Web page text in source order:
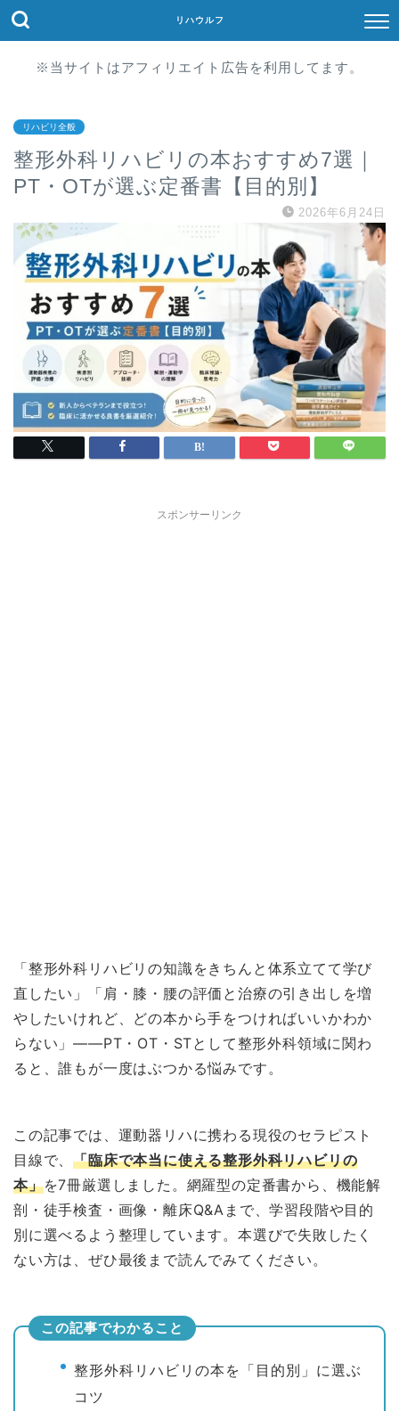
リハウルフ
※当サイトはアフィリエイト広告を利用してます。
リハビリ全般
整形外科リハビリの本おすすめ7選｜
PT・OTが選ぶ定番書【目的別】
2026年6月24日
スポンサーリンク
「整形外科リハビリの知識をきちんと体系立てて学び
直したい」「肩・膝・腰の評価と治療の引き出しを増
やしたいけれど、どの本から手をつければいいかわか
らない」——PT・OT・STとして整形外科領域に関わ
ると、誰もが一度はぶつかる悩みです。
この記事では、運動器リハに携わる現役のセラピスト
目線で、「臨床で本当に使える整形外科リハビリの
本」を7冊厳選しました。網羅型の定番書から、機能解
剖・徒手検査・画像・離床Q&Aまで、学習段階や目的
別に選べるよう整理しています。本選びで失敗したく
ない方は、ぜひ最後まで読んでみてください。
この記事でわかること
整形外科リハビリの本を「目的別」に選ぶ
コツ